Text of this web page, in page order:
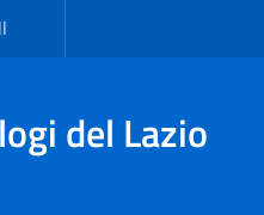
del Lazio